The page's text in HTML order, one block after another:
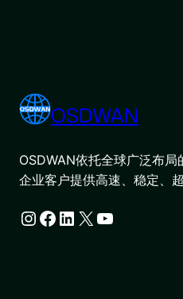
OSDWAN
OSDWAN依托全球广泛布
企业客户提供高速、稳定、
Instagram Facebook LinkedIn X YouTube